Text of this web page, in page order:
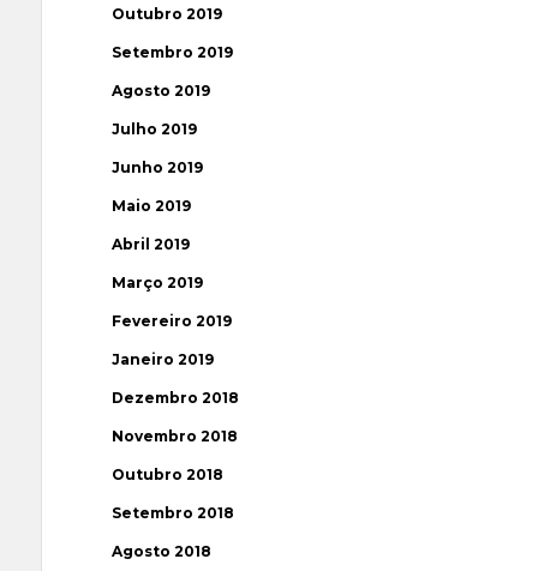
Outubro 2019
Setembro 2019
Agosto 2019
Julho 2019
Junho 2019
Maio 2019
Abril 2019
Março 2019
Fevereiro 2019
Janeiro 2019
Dezembro 2018
Novembro 2018
Outubro 2018
Setembro 2018
Agosto 2018